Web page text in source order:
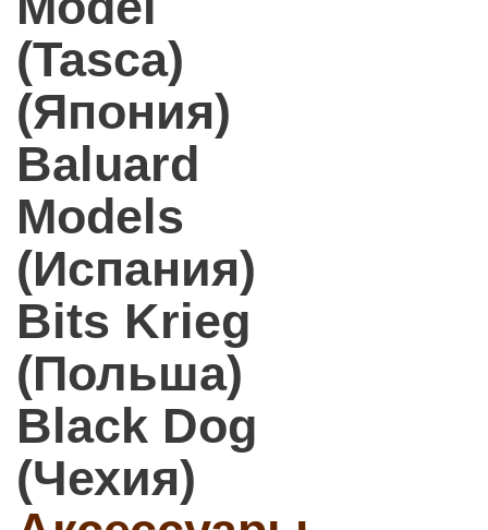
(Tasca)
(Япония)
Baluard
Models
(Испания)
Bits Krieg
(Польша)
Black Dog
(Чехия)